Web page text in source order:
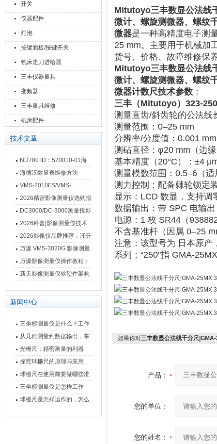
开关
仪器配件
灯泡
按键面板/按键开关
铣床走刀进给器
三丰仪器量具
变频器
三丰量具维修
机床配件
技术文章
ND780 ID：520010-01海
德汉数显表故障维修内容
海德汉数显表维修方法
VMS-2010FS/VMS-
3020FS/VMS-4030FS手动
影像测量仪技术参数
2026精密影像测量仪选购指
南 靠谱品牌一站式选型推荐
DC3000/DC-3000测量投影
仪万濠数据处理器数显表故
障维修方法
2026科普|影像测量仪技术
原理、分类及选型应用
2026影像仪品牌推荐：泽升
影像测量仪选型指南
万濠 VMS-3020G 影像测量
仪技术规格与应用解析
万濠影像测量仪操作教程：
从开机到出报告，新手也能
新天影像测量仪软硬件架构
新闻中心
三坐标测量仪是什么？工作
原理、分类与核心功能一次
讲清
从几何测量到数据输出，掌
握万濠影像测量仪的六大核
心能力
光栅尺：精密测量的利器
探究球栅尺的原理与应用
球栅尺在使用前要做哪些准
备工作？
三坐标测量仪是怎样工作
的，功能有什么优势？
球栅尺是怎样运作的，怎么
Mitutoyo三丰数显公法线
微计、螺旋测微器、螺纹
微器是一种高精度电子测
25 mm。主要用于机械加
货号、价格、故障维修保
Mitutoyo三丰数显公法线
微计、螺旋测微器、螺纹
微器计数尺技术参数 ：
三丰（Mitutoyo）323-
测量直齿/斜齿轮的公法线
测量范围 ‌：‌ 0–25 mm
分辨率/分度值 ‌：‌ 0.001 mm
测砧直径 ‌：‌ φ20 mm （边
基本精度（20°C）
‌：‌ ±4
测量模数范围 ‌：‌ 0.5–6 （
测力控制
‌：配备‌棘轮锁定
显示 ‌：‌ LCD 数显 ，支持
数据输出 ‌：‌ 带 SPC 电输出
电源 ‌：‌ 1 枚 SR44（
不含基准杆 （因属 0–25
注意：该型号为 ‌ 日本原产
系列；“250"指 GMA-
如果你对三丰数显公法线千分尺
产品：
您的单位：
您的姓名：